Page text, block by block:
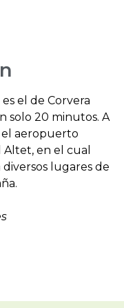
el de Corvera
solo 20 minutos. A
aeropuerto
en el cual
lugares de